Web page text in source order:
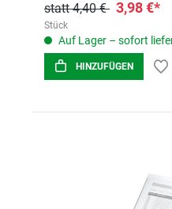
statt 4,40 € 3,98 €*
Stück
Auf Lager – sofort
HINZUFÜGEN